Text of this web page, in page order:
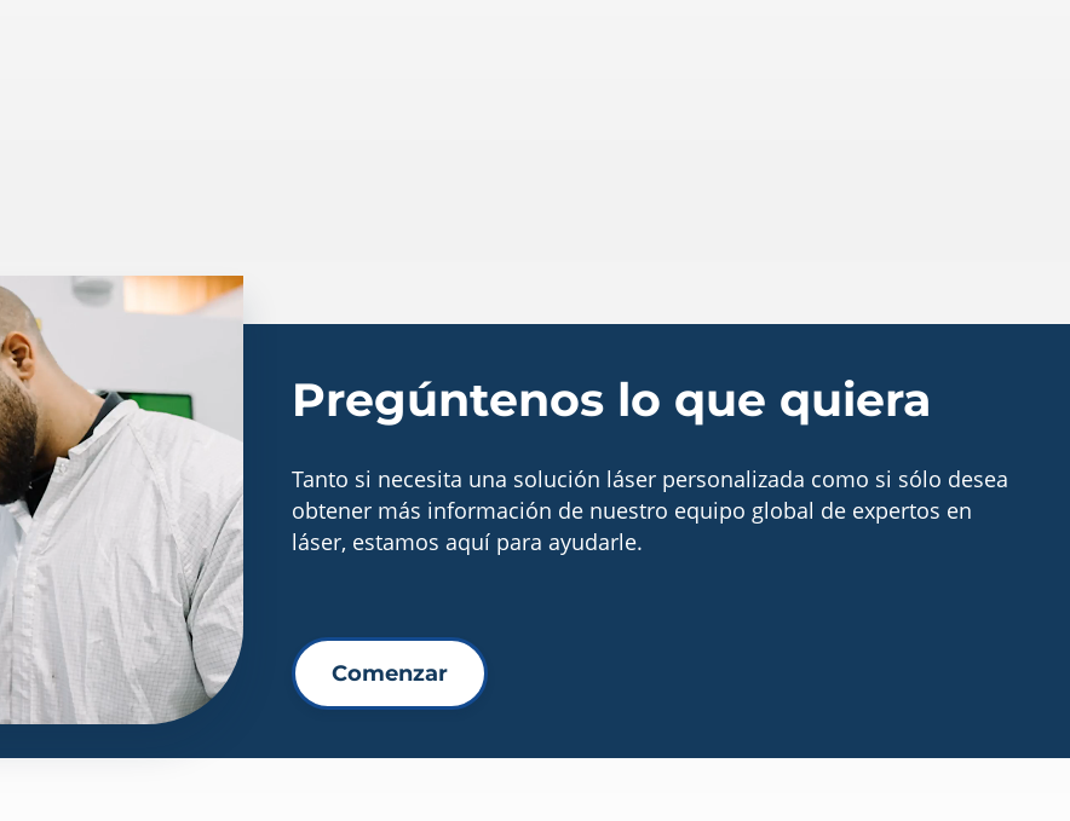
Pregúntenos lo que quiera
Tanto si necesita una solución láser personalizada como si sólo desea
obtener más información de nuestro equipo global de expertos en
láser, estamos aquí para ayudarle.
Comenzar